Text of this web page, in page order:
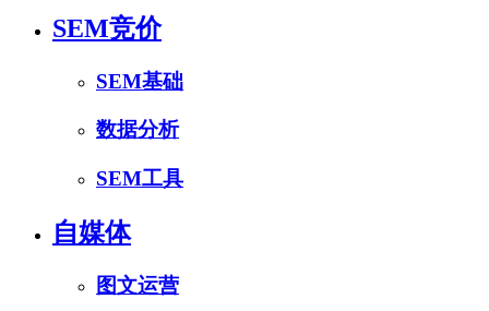
SEM竞价
SEM基础
数据分析
SEM工具
自媒体
图文运营